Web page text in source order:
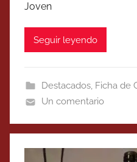
Joven
Seguir leyendo
Destacados, Ficha de
Un comentario